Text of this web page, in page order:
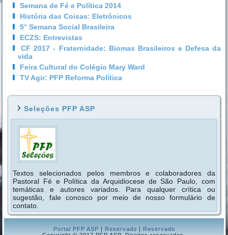
Semana de Fé e Política 2014
História das Coisas: Eletrônicos
5° Semana Social Brasileira
ECZS: Entrevistas
CF 2017 - Fraternidade: Biomas Brasileiros e Defesa da
vida
Feira Cultural do Colégio Mary Ward
TV Agir: PFP Reforma Política
Seleções PFP ASP
Textos selecionados pelos membros e colaboradores da
Pastoral Fé e Política da Arquidiocese de São Paulo, com
temáticas e autores variados. Para qualquer crítica ou
sugestão, fale conosco por meio de nosso formulário de
contato.
Portal PFP ASP | Reservado | Reservado